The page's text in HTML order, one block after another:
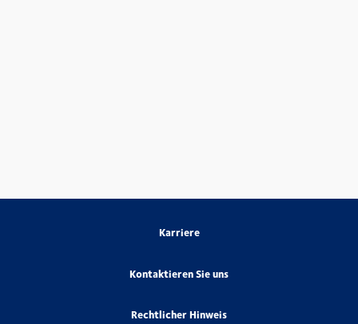
Karriere
Kontaktieren Sie uns
Rechtlicher Hinweis